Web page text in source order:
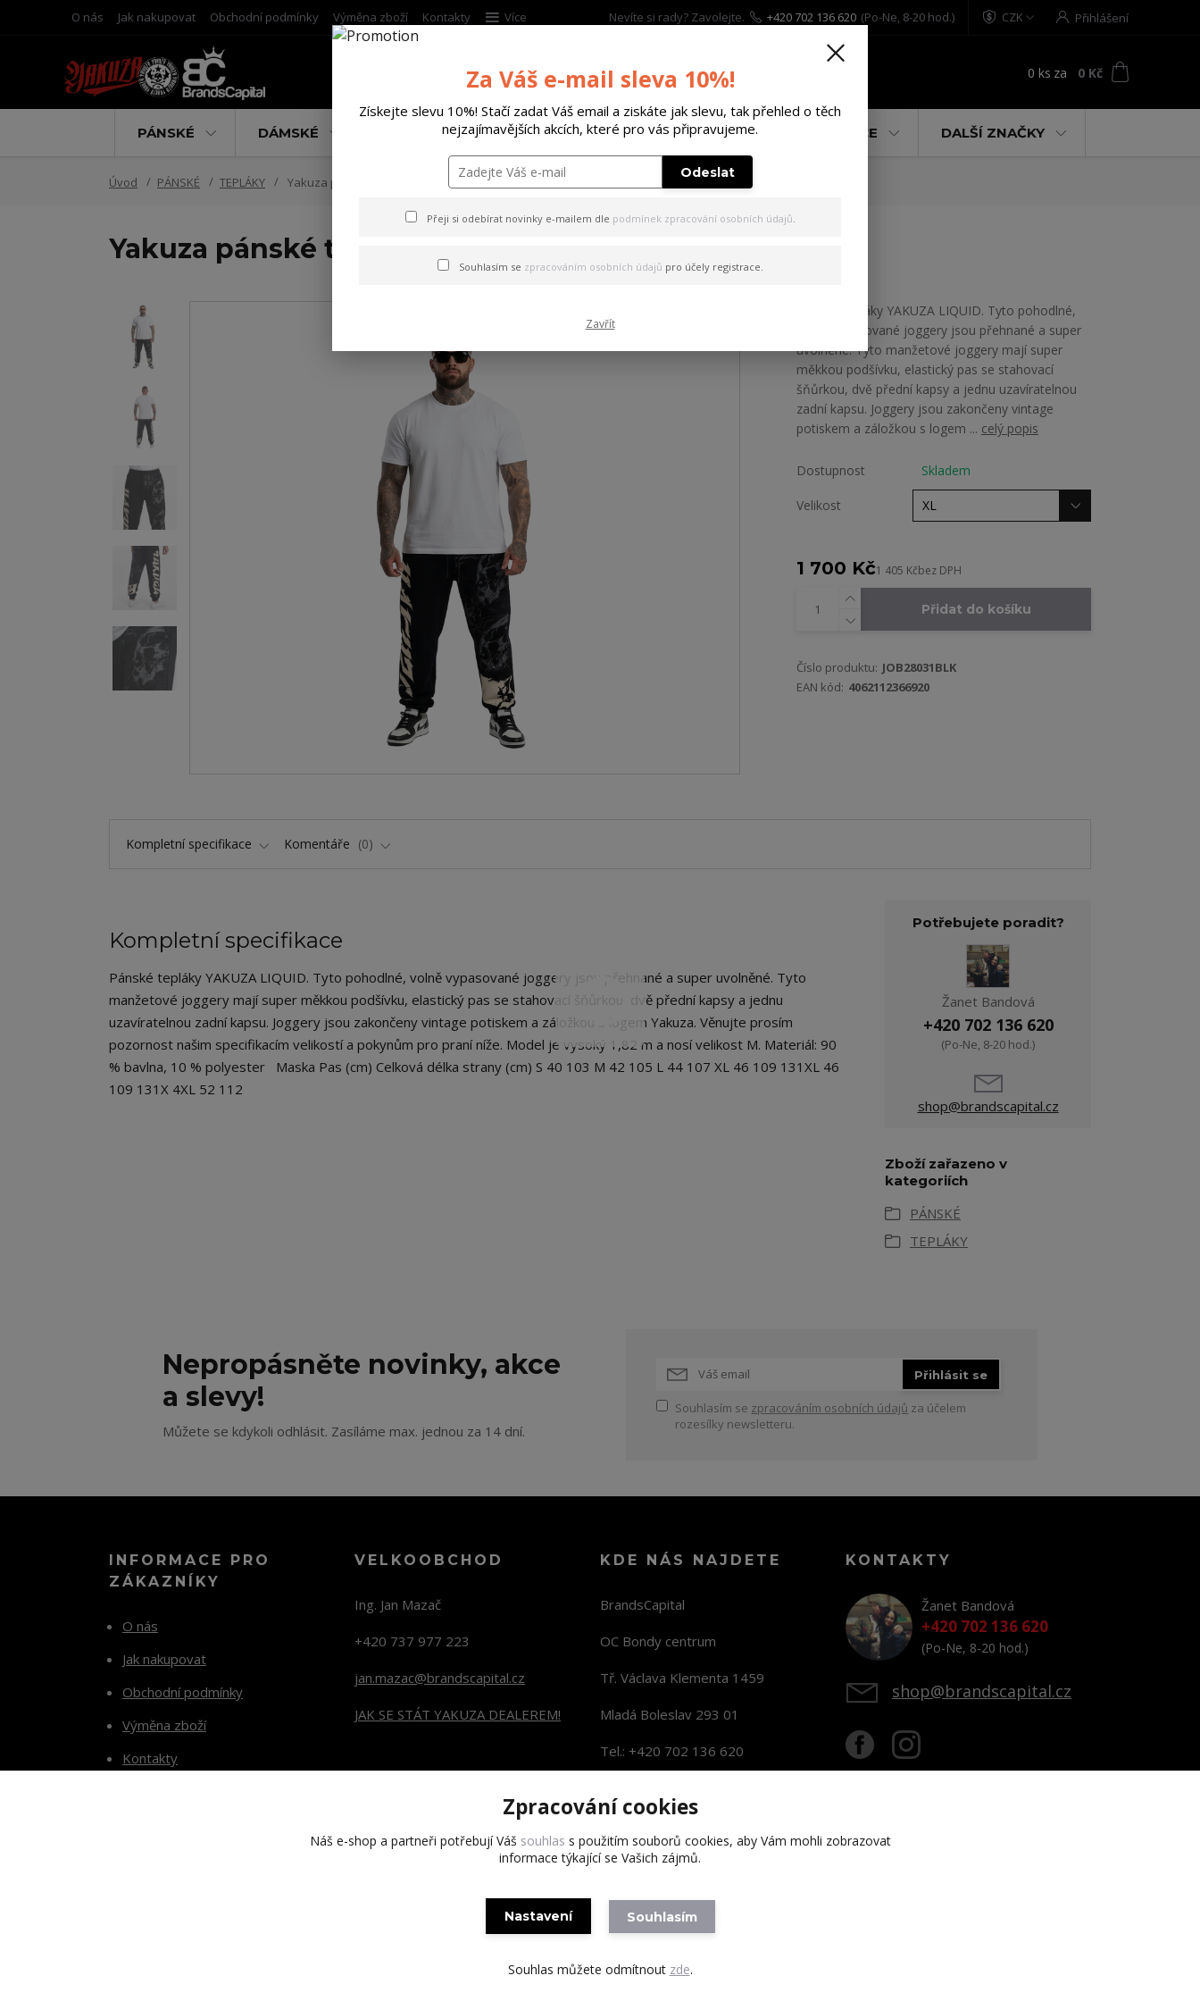
O nás Jak nakupovat Obchodní podmínky Výměna zboží Kontakty Více CZK Přihlášení
Nevíte si rady? Zavolejte. +420 702 136 620 (Po-Ne, 8-20 hod.)
0 ks za 0 Kč
PÁNSKÉ DÁMSKÉ DOPLŇKY DÁRKOVÉ POUKAZY % AKCE DALŠÍ ZNAČKY
Úvod PÁNSKÉ TEPLÁKY Yakuza pánské tepláky Liquid Loose Joggers black XL
Yakuza pánské tepláky Liquid Loose Joggers black XL
Pánské tepláky YAKUZA LIQUID. Tyto pohodlné,
volně vypasované joggery jsou přehnané a super
uvolněné. Tyto manžetové joggery mají super
měkkou podšívku, elastický pas se stahovací
šňůrkou, dvě přední kapsy a jednu uzavíratelnou
zadní kapsu. Joggery jsou zakončeny vintage
potiskem a záložkou s logem ... celý popis
Dostupnost Skladem
Velikost
1 700 Kč1 405 Kčbez DPH
Přidat do košíku
Číslo produktu: JOB28031BLK
EAN kód: 4062112366920
Kompletní specifikace Komentáře 0
Kompletní specifikace
Pánské tepláky YAKUZA LIQUID. Tyto pohodlné, volně vypasované joggery jsou přehnané a super uvolněné. Tyto
manžetové joggery mají super měkkou podšívku, elastický pas se stahovací šňůrkou, dvě přední kapsy a jednu
uzavíratelnou zadní kapsu. Joggery jsou zakončeny vintage potiskem a záložkou s logem Yakuza. Věnujte prosím
pozornost našim specifikacím velikostí a pokynům pro praní níže. Model je vysoký 1,82 m a nosí velikost M. Materiál: 90
% bavlna, 10 % polyester Maska Pas (cm) Celková délka strany (cm) S 40 103 M 42 105 L 44 107 XL 46 109 131XL 46
109 131X 4XL 52 112
Potřebujete poradit?
Žanet Bandová
+420 702 136 620
(Po-Ne, 8-20 hod.)
shop@brandscapital.cz
Zboží zařazeno v
kategoriích
PÁNSKÉ
TEPLÁKY
Nepropásněte novinky, akce
a slevy!
Můžete se kdykoli odhlásit. Zasíláme max. jednou za 14 dní.
Přihlásit se
Souhlasím se zpracováním osobních údajů za účelem
rozesílky newsletteru.
INFORMACE PRO
ZÁKAZNÍKY
O nás
Jak nakupovat
Obchodní podmínky
Výměna zboží
Kontakty
VELKOOBCHOD
Ing. Jan Mazač
+420 737 977 223
jan.mazac@brandscapital.cz
JAK SE STÁT YAKUZA DEALEREM!
KDE NÁS NAJDETE
BrandsCapital
OC Bondy centrum
Tř. Václava Klementa 1459
Mladá Boleslav 293 01
Tel.: +420 702 136 620
KONTAKTY
Žanet Bandová
+420 702 136 620
(Po-Ne, 8-20 hod.)
shop@brandscapital.cz
Copyright 2020 BrandsCapital s.r.o.
Za Váš e-mail sleva 10%!
Získejte slevu 10%! Stačí zadat Váš email a ziskáte jak slevu, tak přehled o těch
nejzajímavějších akcích, které pro vás připravujeme.
Odeslat
Přeji si odebírat novinky e-mailem dle podmínek zpracování osobních údajů.
Souhlasím se zpracováním osobních údajů pro účely registrace.
Zavřít
Zpracování cookies
Náš e-shop a partneři potřebují Váš souhlas s použitím souborů cookies, aby Vám mohli zobrazovat
informace týkající se Vašich zájmů.
Nastavení Souhlasím
Souhlas můžete odmítnout zde.